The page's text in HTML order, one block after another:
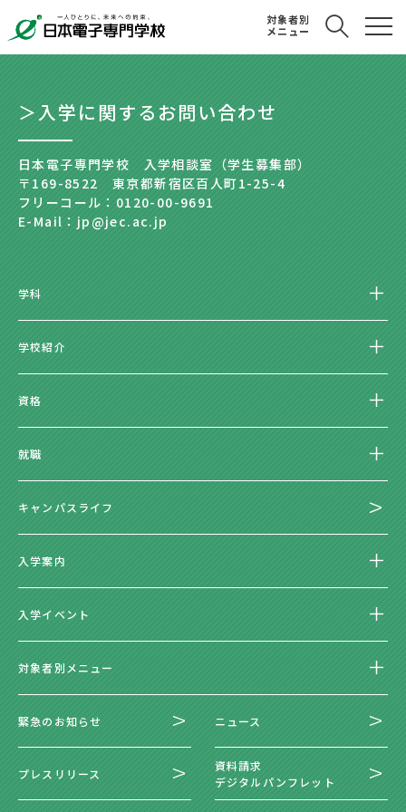
対象者別
メニュー
＞入学に関するお問い合わせ
日本電子専門学校 入学相談室（学生募集部）
〒169-8522 東京都新宿区百人町1-25-4
フリーコール：0120-00-9691
E-Mail：jp@jec.ac.jp
学科
学校紹介
資格
就職
キャンパスライフ
入学案内
入学イベント
対象者別メニュー
緊急のお知らせ ニュース
プレスリリース
資料請求
デジタルパンフレット